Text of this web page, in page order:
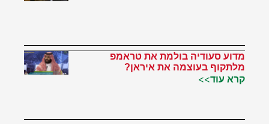
מדוע סעודיה בולמת את טראמפ
מלתקוף בעוצמה את איראן?
קרא עוד>>